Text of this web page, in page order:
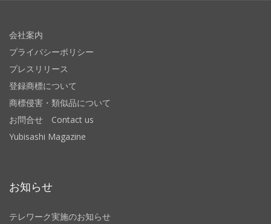
会社案内
プライバシーポリシー
プレスリリース
登録商標について
商標侵害・類似品について
お問合せ Contact us
Yubisashi Magazine
お知らせ
テレワーク実施のお知らせ